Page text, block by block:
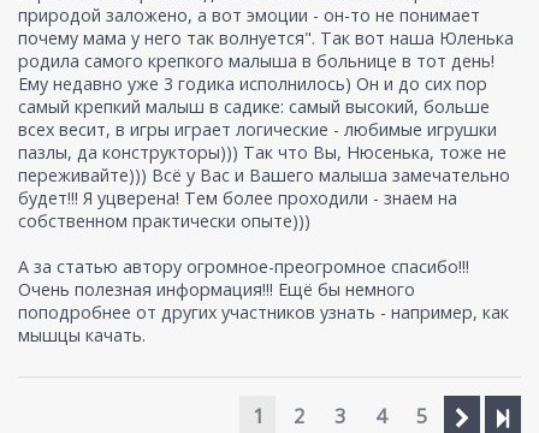
природой заложено, а вот эмоции - он-то не понимает
почему мама у него так волнуется". Так вот наша Юленька
родила самого крепкого малыша в больнице в тот день!
Ему недавно уже 3 годика исполнилось) Он и до сих пор
самый крепкий малыш в садике: самый высокий, больше
всех весит, в игры играет логические - любимые игрушки
пазлы, да конструкторы))) Так что Вы, Нюсенька, тоже не
переживайте))) Всё у Вас и Вашего малыша замечательно
будет!!! Я уцверена! Тем более проходили - знаем на
собственном практически опыте)))
А за статью автору огромное-преогромное спасибо!!!
Очень полезная информация!!! Ещё бы немного
поподробнее от других участников узнать - например, как
мышцы качать.
1 2 3 4 5